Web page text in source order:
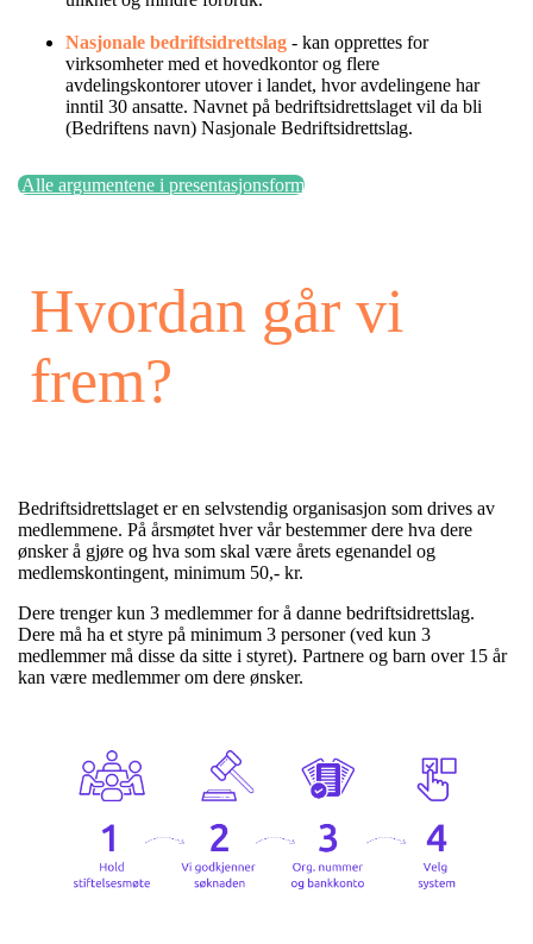
Nasjonale bedriftsidrettslag - kan opprettes for
virksomheter med et hovedkontor og flere
avdelingskontorer utover i landet, hvor avdelingene har
inntil 30 ansatte. Navnet på bedriftsidrettslaget vil da bli
(Bedriftens navn) Nasjonale Bedriftsidrettslag.
Alle argumentene i presentasjonsform
Hvordan går vi
frem?
Bedriftsidrettslaget er en selvstendig organisasjon som drives av
medlemmene. På årsmøtet hver vår bestemmer dere hva dere
ønsker å gjøre og hva som skal være årets egenandel og
medlemskontingent, minimum 50,- kr.
Dere trenger kun 3 medlemmer for å danne bedriftsidrettslag.
Dere må ha et styre på minimum 3 personer (ved kun 3
medlemmer må disse da sitte i styret). Partnere og barn over 15 år
kan være medlemmer om dere ønsker.